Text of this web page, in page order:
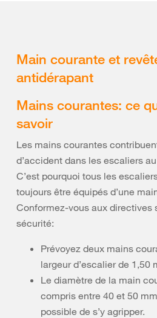
Main courante et
antidérapant
Mains courantes: ce
savoir
Les mains courantes
d’accident dans les escaliers
C’est pourquoi tous les
toujours être équipés d’une
Conformez-vous aux directives
sécurité:
Prévoyez deux mains
largeur d’escalier de 1,50
Le diamètre de la main
compris entre 40 et 50
possible de s’y agripper.